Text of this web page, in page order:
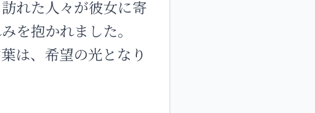
れた人々が彼女に寄
を抱かれました。
は、希望の光となり